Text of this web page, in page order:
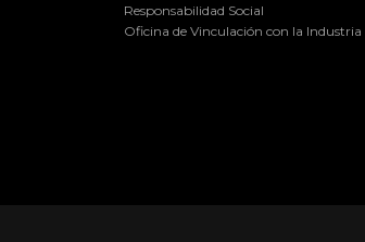
Responsabilidad Social
Oficina de Vinculación con la Industria